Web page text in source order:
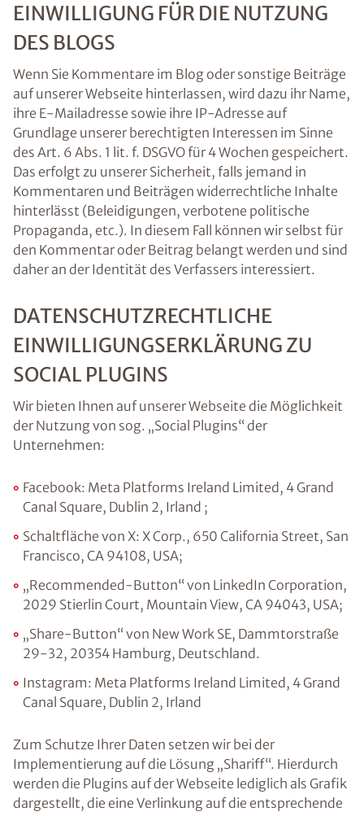
EINWILLIGUNG FÜR DIE NUTZUNG
DES BLOGS
Wenn Sie Kommentare im Blog oder sonstige Beiträge
auf unserer Webseite hinterlassen, wird dazu ihr Name,
ihre E-Mailadresse sowie ihre IP-Adresse auf
Grundlage unserer berechtigten Interessen im Sinne
des Art. 6 Abs. 1 lit. f. DSGVO für 4 Wochen gespeichert.
Das erfolgt zu unserer Sicherheit, falls jemand in
Kommentaren und Beiträgen widerrechtliche Inhalte
hinterlässt (Beleidigungen, verbotene politische
Propaganda, etc.). In diesem Fall können wir selbst für
den Kommentar oder Beitrag belangt werden und sind
daher an der Identität des Verfassers interessiert.
DATENSCHUTZRECHTLICHE
EINWILLIGUNGSERKLÄRUNG ZU
SOCIAL PLUGINS
Wir bieten Ihnen auf unserer Webseite die Möglichkeit
der Nutzung von sog. „Social Plugins“ der
Unternehmen:
Facebook: Meta Platforms Ireland Limited, 4 Grand
Canal Square, Dublin 2, Irland ;
Schaltfläche von X: X Corp., 650 California Street, San
Francisco, CA 94108, USA;
„Recommended-Button“ von LinkedIn Corporation,
2029 Stierlin Court, Mountain View, CA 94043, USA;
„Share-Button“ von New Work SE, Dammtorstraße
29-32, 20354 Hamburg, Deutschland.
Instagram: Meta Platforms Ireland Limited, 4 Grand
Canal Square, Dublin 2, Irland
Zum Schutze Ihrer Daten setzen wir bei der
Implementierung auf die Lösung „Shariff“. Hierdurch
werden die Plugins auf der Webseite lediglich als Grafik
dargestellt, die eine Verlinkung auf die entsprechende